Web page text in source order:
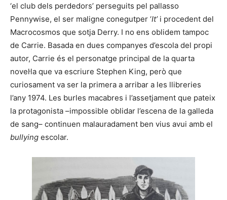
‘el club dels perdedors’ perseguits pel pallasso
Pennywise, el ser maligne conegutper ‘It’ i procedent del
Macrocosmos que sotja Derry. I no ens oblidem tampoc
de Carrie. Basada en dues companyes d’escola del propi
autor, Carrie és el personatge principal de la quarta
novel·la que va escriure Stephen King, però que
curiosament va ser la primera a arribar a les llibreries
l’any 1974. Les burles macabres i l’assetjament que pateix
la protagonista –impossible oblidar l’escena de la galleda
de sang– continuen malauradament ben vius avui amb el
bullying escolar.